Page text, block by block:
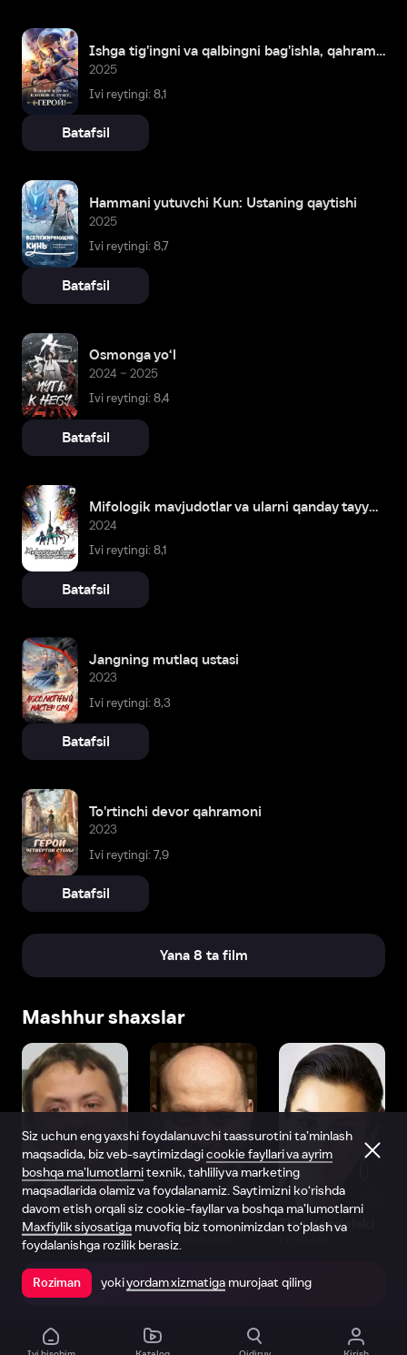
Ishga tig'ingni va qalbingni bag'ishla, qahramon!
2025
Ivi reytingi: 8,1
Batafsil
Hammani yutuvchi Kun: Ustaning qaytishi
2025
Ivi reytingi: 8,7
Batafsil
Osmonga yo‘l
2024 – 2025
Ivi reytingi: 8,4
Batafsil
Mifologik mavjudotlar va ularni qanday tayyorlashadi
2024
Ivi reytingi: 8,1
Batafsil
Jangning mutlaq ustasi
2023
Ivi reytingi: 8,3
Batafsil
To'rtinchi devor qahramoni
2023
Ivi reytingi: 7,9
Batafsil
Yana 8 ta film
Mashhur shaxslar
Vitaliy Shlyappo
Produser
Sergey Burunov
Dublyaj aktyori
Tina Kandelaki
Ilovada ochish
Siz uchun eng yaxshi foydalanuvchi taassurotini ta’minlash
maqsadida, biz veb-saytimizdagicookie fayllari va ayrim
boshqa ma’lumotlarnitexnik, tahliliy va marketing
maqsadlarida olamiz va foydalanamiz. Saytimizni ko‘rishda
davom etish orqali siz cookie-fayllar va boshqa ma’lumotlarni
Maxfiylik siyosatiga muvofiq biz tomonimizdan to‘plash va
foydalanishga rozilik berasiz.
Roziman yokiyordam xizmatiga murojaat qiling